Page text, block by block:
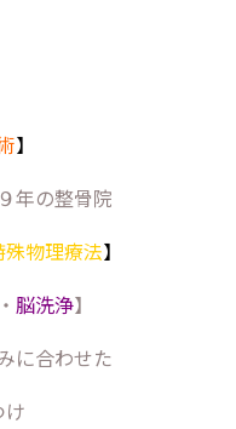
】
年の整骨院
殊物理療法】
・ 脳洗浄】
に合わせた
け